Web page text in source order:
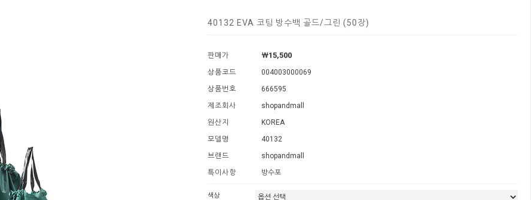
40132 EVA 코팅 방수백 골드/그린 (50장)
판매가 ￦15,500
상품코드
004003000069
상품번호
666595
제조회사
shopandmall
원산지
KOREA
모델명
40132
브랜드
shopandmall
특이사항
방수포
색상